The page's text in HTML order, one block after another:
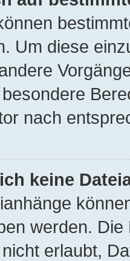
Um diese
nach
keine
werden.
erlaubt,